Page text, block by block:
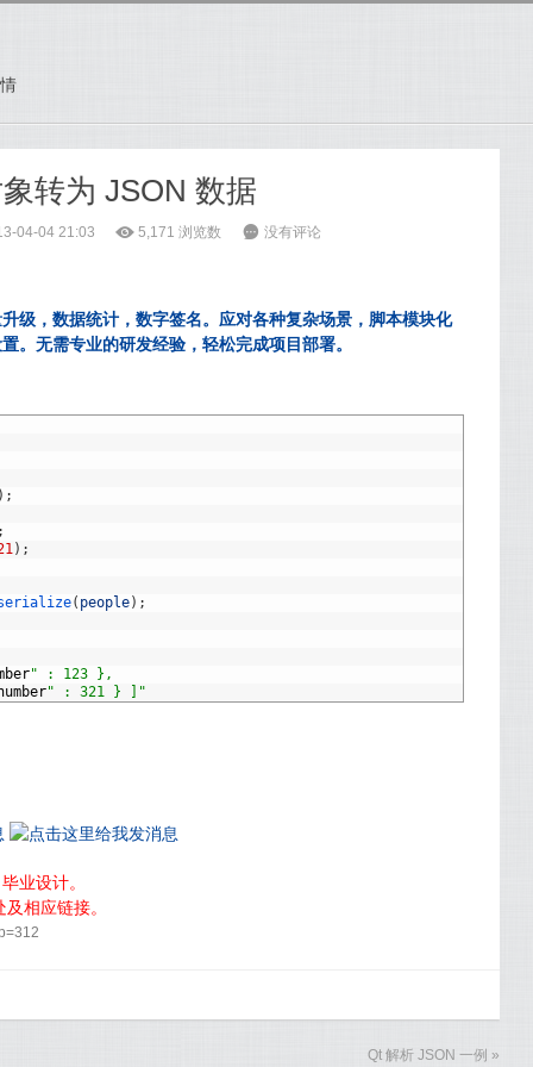
转为 JSON 数据
04-04 21:03 ė 5,171 浏览数 6 没有评论
级，数据统计，数字签名。应对各种复杂场景，脚本模块化
。无需专业的研发经验，轻松完成项目部署。
;
) ;
( people) ;
" : 123 },
" : 321 } ]"
业设计。
相应链接。
Qt 解析 JSON 一例 »